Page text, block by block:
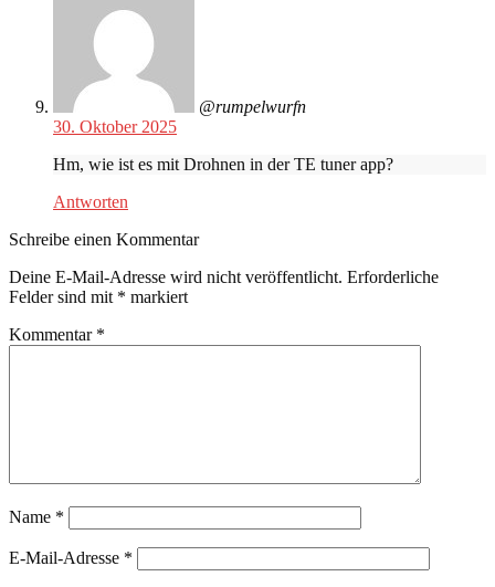
@rumpelwurfn
30. Oktober 2025
Hm, wie ist es mit Drohnen in der TE tuner app?
Antworten
Schreibe einen Kommentar
Deine E-Mail-Adresse wird nicht veröffentlicht. Erforderliche
Felder sind mit * markiert
Kommentar *
Name *
E-Mail-Adresse *